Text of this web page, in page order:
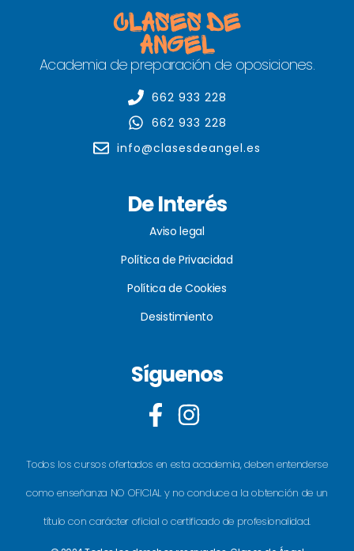
Academia de preparación de oposiciones.
662 933 228
662 933 228
info@clasesdeangel.es
De Interés
Aviso legal
Política de Privacidad
Política de Cookies
Desistimiento
Síguenos
Todos los cursos ofertados en esta academia, deben entenderse
como enseñanza NO OFICIAL y no conduce a la obtención de un
título con carácter oficial o certificado de profesionalidad.